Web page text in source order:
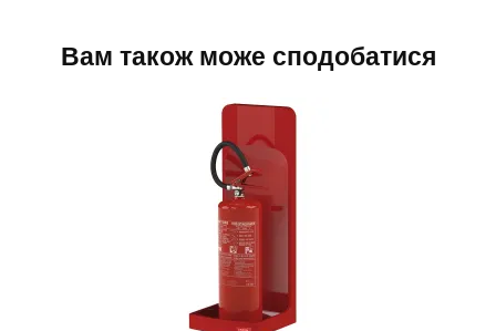
Вам також може сподобатися